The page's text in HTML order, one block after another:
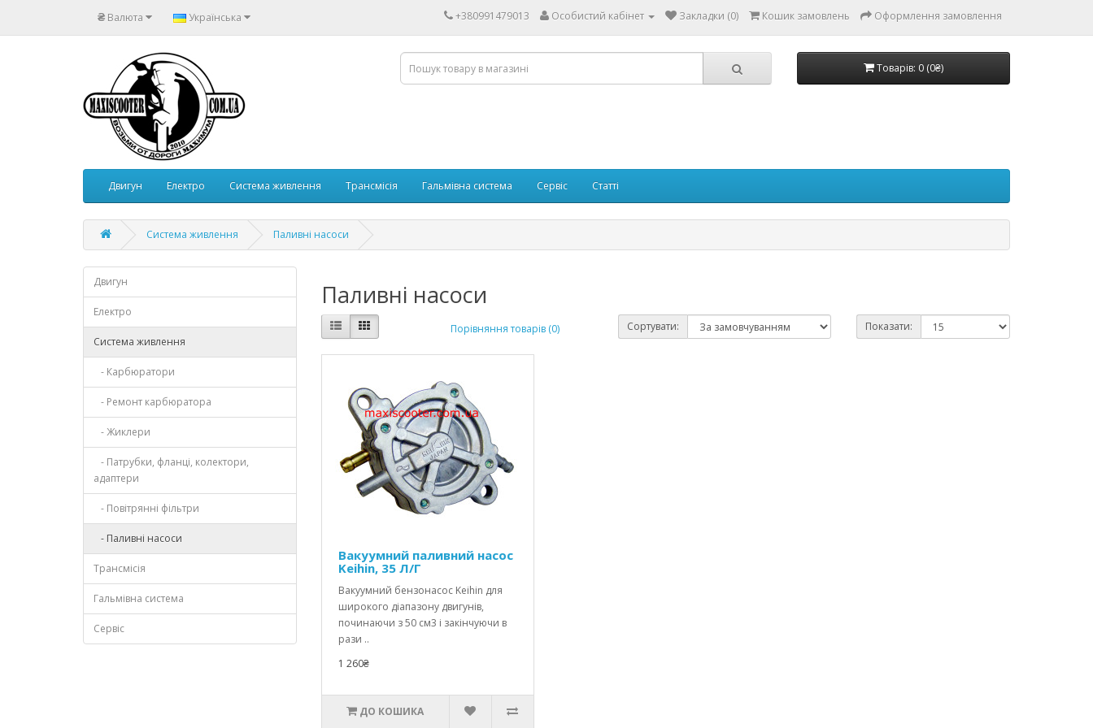
₴ Валюта Українська +380991479013 Особистий кабінет Закладки (0) Кошик замовлень Оформлення замовлення
Товарів: 0 (0₴)
Двигун Електро Система живлення Трансмісія Гальмівна система Сервіс Статті
Система живлення Паливні насоси
Двигун
Електро
Система живлення
- Карбюратори
- Ремонт карбюратора
- Жиклери
- Патрубки, фланці, колектори,
адаптери
- Повітрянні фільтри
- Паливні насоси
Трансмісія
Гальмівна система
Сервіс
Паливні насоси
Порівняння товарів (0) Сортувати: Показати:
Вакуумний паливний насос
Keihin, 35 Л/Г
Вакуумний бензонасос Keihin для
широкого діапазону двигунів,
починаючи з 50 см3 і закінчуючи в
рази ..
1 260₴
ДО КОШИКА